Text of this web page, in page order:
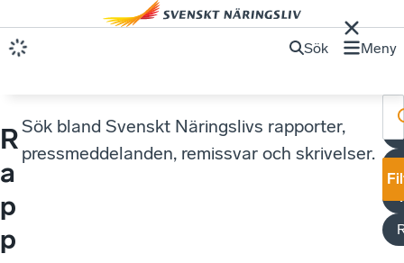
Sök Meny
R
a
p
p
Sök bland Svenskt Näringslivs rapporter,
pressmeddelanden, remissvar och skrivelser.